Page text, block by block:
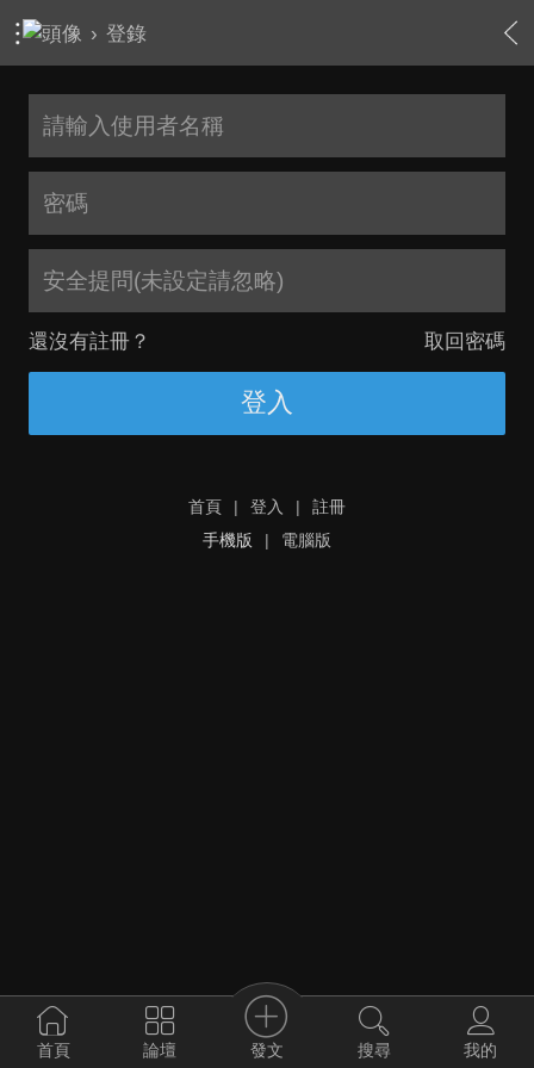
› 登錄
安全提問(未設定請忽略)
還沒有註冊？ 取回密碼
登入
首頁 | 登入 |
註冊
手機版
| 電腦版
首頁 論壇 發文 搜尋 我的